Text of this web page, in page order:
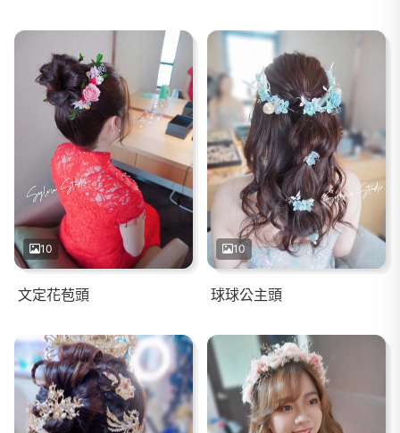
10
文定花苞頭
10
球球公主頭